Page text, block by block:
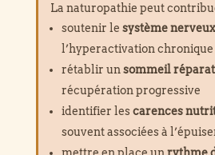
La naturopathie peut
soutenir le système nerveux
l’hyperactivation chronique
rétablir unsommeil
récupération progressive
identifier lescarences
souvent associées à